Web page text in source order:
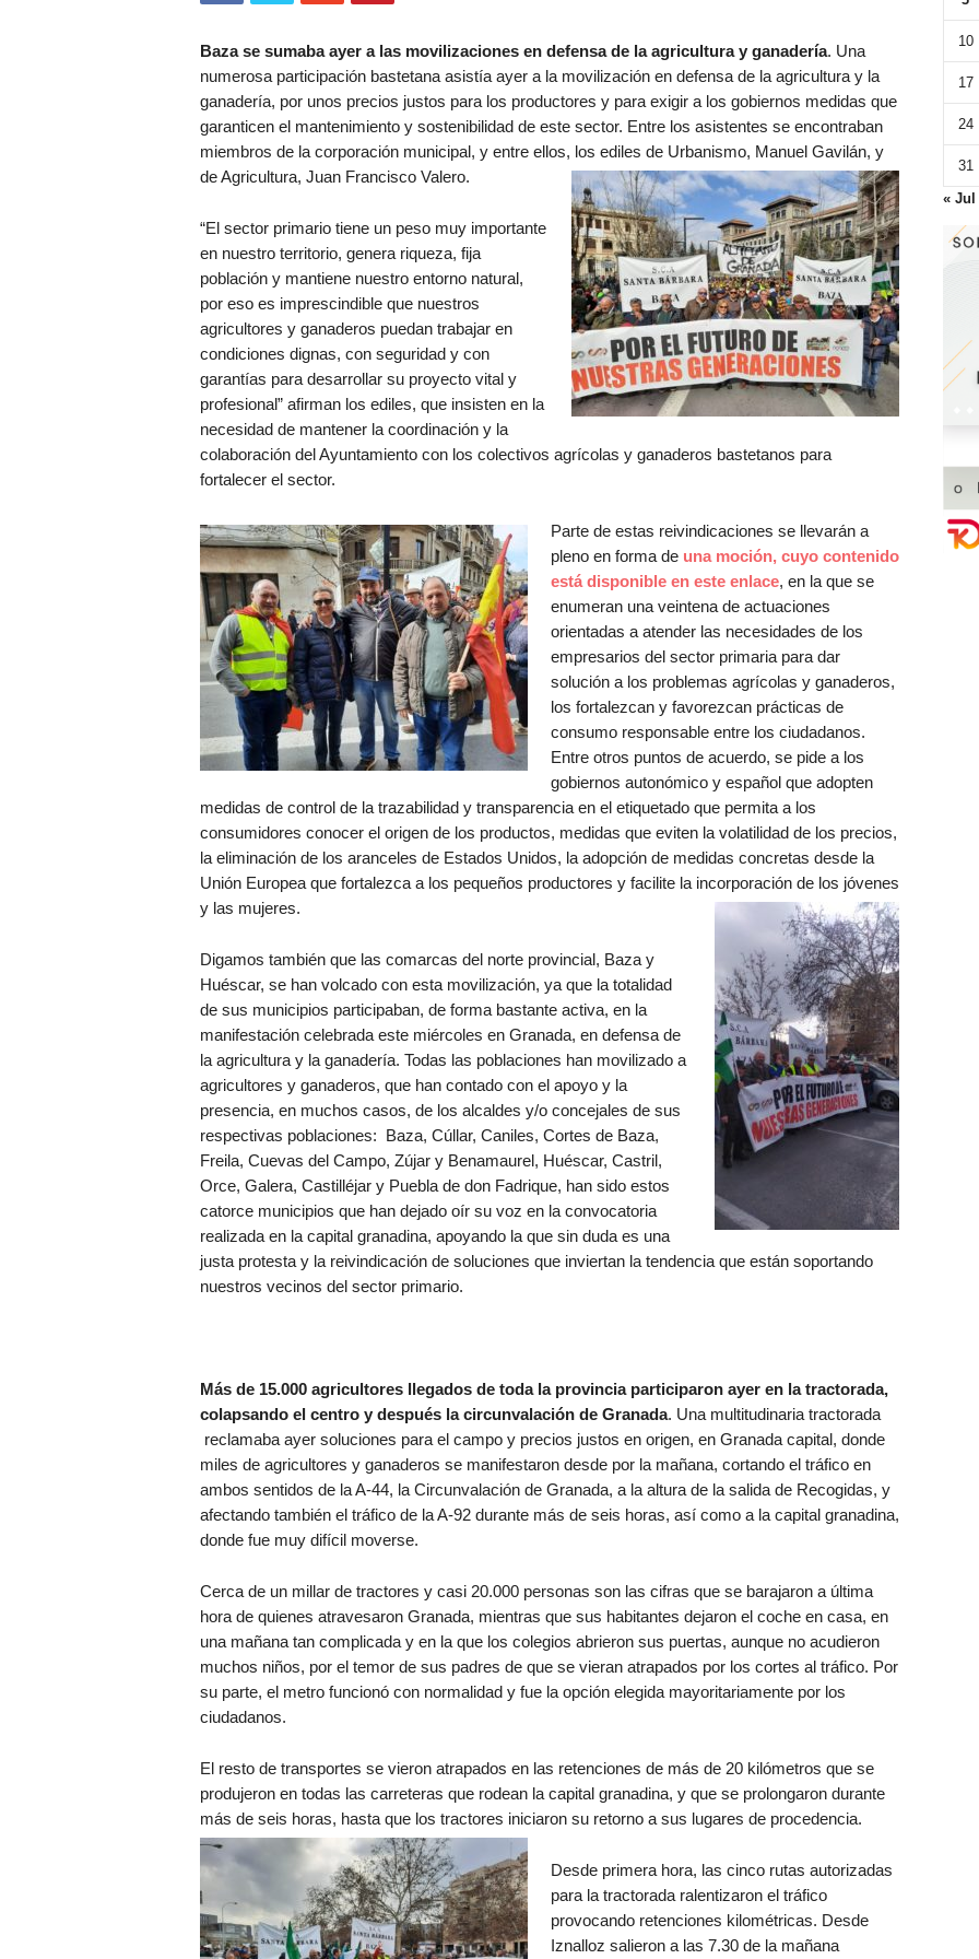
Baza se sumaba ayer a las movilizaciones en defensa de la agricultura y ganadería. Una
numerosa participación bastetana asistía ayer a la movilización en defensa de la agricultura y la
ganadería, por unos precios justos para los productores y para exigir a los gobiernos medidas que
garanticen el mantenimiento y sostenibilidad de este sector. Entre los asistentes se encontraban
miembros de la corporación municipal, y entre ellos, los ediles de Urbanismo, Manuel Gavilán, y
de Agricultura, Juan Francisco Valero.
“El sector primario tiene un peso muy importante
en nuestro territorio, genera riqueza, fija
población y mantiene nuestro entorno natural,
por eso es imprescindible que nuestros
agricultores y ganaderos puedan trabajar en
condiciones dignas, con seguridad y con
garantías para desarrollar su proyecto vital y
profesional” afirman los ediles, que insisten en la
necesidad de mantener la coordinación y la
colaboración del Ayuntamiento con los colectivos agrícolas y ganaderos bastetanos para
fortalecer el sector.
Parte de estas reivindicaciones se llevarán a
pleno en forma de una moción, cuyo contenido
está disponible en este enlace, en la que se
enumeran una veintena de actuaciones
orientadas a atender las necesidades de los
empresarios del sector primaria para dar
solución a los problemas agrícolas y ganaderos,
los fortalezcan y favorezcan prácticas de
consumo responsable entre los ciudadanos.
Entre otros puntos de acuerdo, se pide a los
gobiernos autonómico y español que adopten
medidas de control de la trazabilidad y transparencia en el etiquetado que permita a los
consumidores conocer el origen de los productos, medidas que eviten la volatilidad de los precios,
la eliminación de los aranceles de Estados Unidos, la adopción de medidas concretas desde la
Unión Europea que fortalezca a los pequeños productores y facilite la incorporación de los jóvenes
y las mujeres.
Digamos también que las comarcas del norte provincial, Baza y
Huéscar, se han volcado con esta movilización, ya que la totalidad
de sus municipios participaban, de forma bastante activa, en la
manifestación celebrada este miércoles en Granada, en defensa de
la agricultura y la ganadería. Todas las poblaciones han movilizado a
agricultores y ganaderos, que han contado con el apoyo y la
presencia, en muchos casos, de los alcaldes y/o concejales de sus
respectivas poblaciones: Baza, Cúllar, Caniles, Cortes de Baza,
Freila, Cuevas del Campo, Zújar y Benamaurel, Huéscar, Castril,
Orce, Galera, Castilléjar y Puebla de don Fadrique, han sido estos
catorce municipios que han dejado oír su voz en la convocatoria
realizada en la capital granadina, apoyando la que sin duda es una
justa protesta y la reivindicación de soluciones que inviertan la tendencia que están soportando
nuestros vecinos del sector primario.
Más de 15.000 agricultores llegados de toda la provincia participaron ayer en la tractorada,
colapsando el centro y después la circunvalación de Granada. Una multitudinaria tractorada
reclamaba ayer soluciones para el campo y precios justos en origen, en Granada capital, donde
miles de agricultores y ganaderos se manifestaron desde por la mañana, cortando el tráfico en
ambos sentidos de la A-44, la Circunvalación de Granada, a la altura de la salida de Recogidas, y
afectando también el tráfico de la A-92 durante más de seis horas, así como a la capital granadina,
donde fue muy difícil moverse.
Cerca de un millar de tractores y casi 20.000 personas son las cifras que se barajaron a última
hora de quienes atravesaron Granada, mientras que sus habitantes dejaron el coche en casa, en
una mañana tan complicada y en la que los colegios abrieron sus puertas, aunque no acudieron
muchos niños, por el temor de sus padres de que se vieran atrapados por los cortes al tráfico. Por
su parte, el metro funcionó con normalidad y fue la opción elegida mayoritariamente por los
ciudadanos.
El resto de transportes se vieron atrapados en las retenciones de más de 20 kilómetros que se
produjeron en todas las carreteras que rodean la capital granadina, y que se prolongaron durante
más de seis horas, hasta que los tractores iniciaron su retorno a sus lugares de procedencia.
Desde primera hora, las cinco rutas autorizadas
para la tractorada ralentizaron el tráfico
provocando retenciones kilométricas. Desde
Iznalloz salieron a las 7.30 de la mañana
10
17
24
31
« Jul